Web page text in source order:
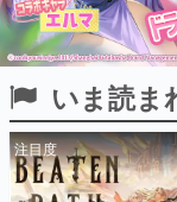
ピック
電ファミのいま読
いま読ま
注目度